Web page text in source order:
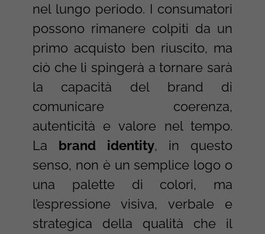
nel lungo periodo. I consumatori
possono rimanere colpiti da un
primo acquisto ben riuscito, ma
ciò che li spingerà a tornare sarà
la capacità del brand di
comunicare coerenza,
autenticità e valore nel tempo.
La brand identity, in questo
senso, non è un semplice logo o
una palette di colori, ma
l’espressione visiva, verbale e
strategica della qualità che il